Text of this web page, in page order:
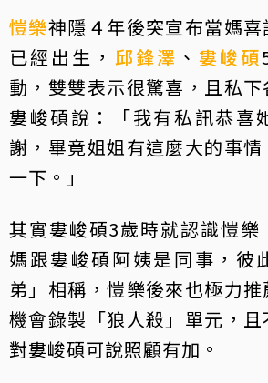
愷樂神隱４年後突宣布當媽
已經出生， 邱鋒澤 、婁峻碩
動，雙雙表示很驚喜，且私下
婁峻碩說：「我有私訊恭喜
謝，畢竟姐姐有這麼大的事
一下。」
其實婁峻碩3歲時就認識愷樂
媽跟婁峻碩阿姨是同事，彼
弟」相稱，愷樂後來也極力
機會錄製「狼人殺」單元，且
對婁峻碩可說照顧有加。